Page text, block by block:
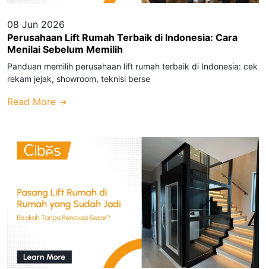
08 Jun 2026
Perusahaan Lift Rumah Terbaik di Indonesia: Cara
Menilai Sebelum Memilih
Panduan memilih perusahaan lift rumah terbaik di Indonesia: cek
rekam jejak, showroom, teknisi berse
Read More